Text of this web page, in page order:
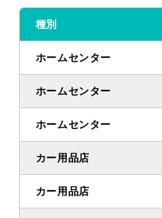
種別
ホームセンター
ホームセンター
ホームセンター
カー用品店
カー用品店